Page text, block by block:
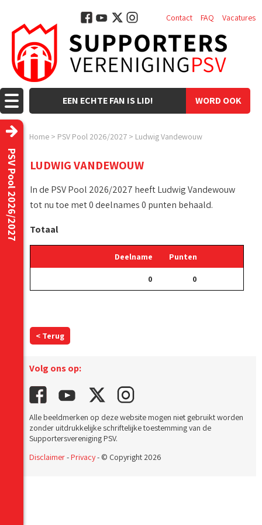
WORD OOK
EEN ECHTE FAN IS LID!
Contact FAQ Vacatures
Home > PSV Pool 2026/2027 > Ludwig Vandewouw
PSV Pool 2026/2027 LUDWIG VANDEWOUW
In de PSV Pool 2026/2027 heeft Ludwig Vandewouw
tot nu toe met 0 deelnames 0 punten behaald.
Totaal
Deelname Punten
0 0
< Terug
Volg ons op:
Alle beeldmerken op deze website mogen niet gebruikt worden
zonder uitdrukkelijke schriftelijke toestemming van de
Supportersvereniging PSV.
Disclaimer-Privacy- © Copyright 2026